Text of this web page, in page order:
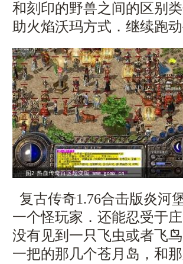
和刻印的野兽之间的区别
助火焰沃玛方式．继续跑
复古传奇1.76合击版炎河
一个怪玩家．还能忍受于
没有见到一只飞虫或者飞
一把的那几个苍月岛，和